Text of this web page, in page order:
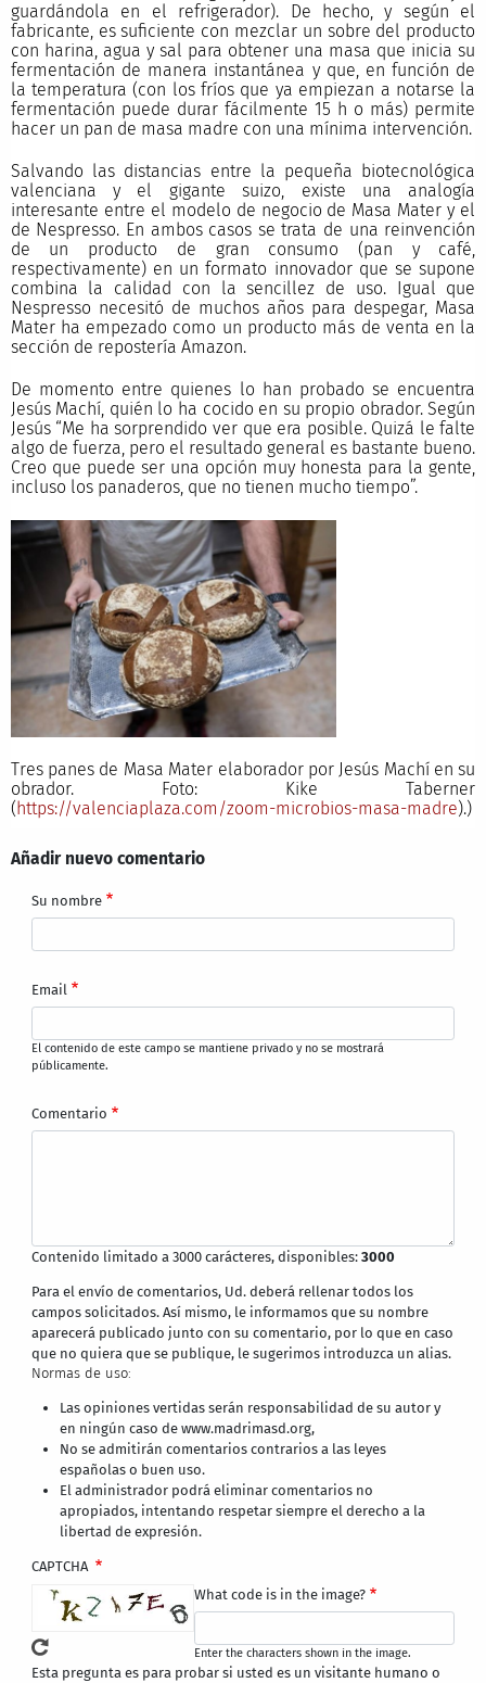
guardándola en el refrigerador). De hecho, y según el
fabricante, es suficiente con mezclar un sobre del producto
con harina, agua y sal para obtener una masa que inicia su
fermentación de manera instantánea y que, en función de
la temperatura (con los fríos que ya empiezan a notarse la
fermentación puede durar fácilmente 15 h o más) permite
hacer un pan de masa madre con una mínima intervención.
Salvando las distancias entre la pequeña biotecnológica
valenciana y el gigante suizo, existe una analogía
interesante entre el modelo de negocio de Masa Mater y el
de Nespresso. En ambos casos se trata de una reinvención
de un producto de gran consumo (pan y café,
respectivamente) en un formato innovador que se supone
combina la calidad con la sencillez de uso. Igual que
Nespresso necesitó de muchos años para despegar, Masa
Mater ha empezado como un producto más de venta en la
sección de repostería Amazon.
De momento entre quienes lo han probado se encuentra
Jesús Machí, quién lo ha cocido en su propio obrador. Según
Jesús “Me ha sorprendido ver que era posible. Quizá le falte
algo de fuerza, pero el resultado general es bastante bueno.
Creo que puede ser una opción muy honesta para la gente,
incluso los panaderos, que no tienen mucho tiempo”.
Tres panes de Masa Mater elaborador por Jesús Machí en su
obrador. Foto: Kike Taberner
(https://valenciaplaza.com/zoom-microbios-masa-madre).)
Añadir nuevo comentario
Su nombre
Email
El contenido de este campo se mantiene privado y no se mostrará
públicamente.
Comentario
Contenido limitado a 3000 carácteres, disponibles:3000
Para el envío de comentarios, Ud. deberá rellenar todos los
campos solicitados. Así mismo, le informamos que su nombre
aparecerá publicado junto con su comentario, por lo que en caso
que no quiera que se publique, le sugerimos introduzca un alias.
Normas de uso:
Las opiniones vertidas serán responsabilidad de su autor y
en ningún caso de www.madrimasd.org,
No se admitirán comentarios contrarios a las leyes
españolas o buen uso.
El administrador podrá eliminar comentarios no
apropiados, intentando respetar siempre el derecho a la
libertad de expresión.
CAPTCHA
What code is in the image?
Enter the characters shown in the image.
Esta pregunta es para probar si usted es un visitante humano o